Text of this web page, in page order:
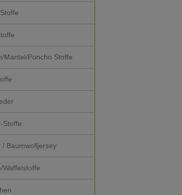
Mantel/Poncho Stoffe
Stoffe
/ Baumwolljersey
Waffelstoffe